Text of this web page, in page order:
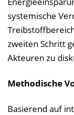
systemische
zweiten Schritt
Akteuren zu
Methodische
Basierend auf